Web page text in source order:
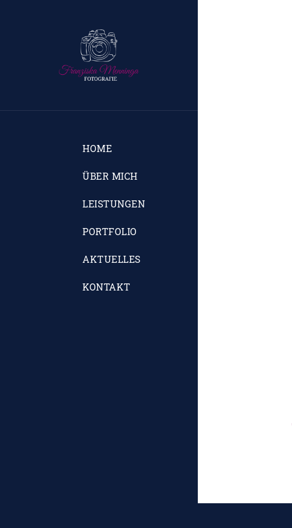
HOME
ÜBER MICH
LEISTUNGEN
PORTFOLIO
AKTUELLES
KONTAKT